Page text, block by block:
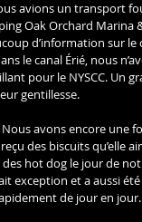
avions un transport
Oak Orchard Marina
d’information sur le
le canal Érié, nous
pour le NYSCC. Un
gentillesse.
avons encore une
des biscuits qu’elle
hot dog le jour de
exception et a aussi été
de jour en jour.